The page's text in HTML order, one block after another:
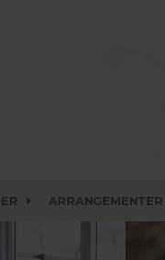
ARRANGEMENTER